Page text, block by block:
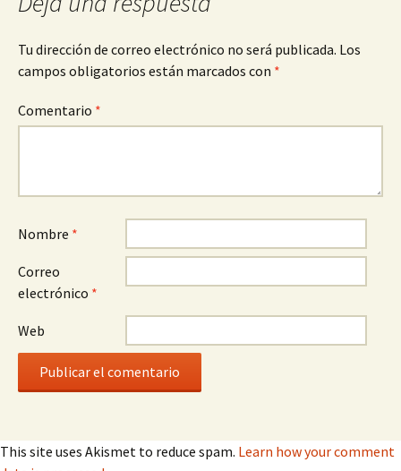
Tu dirección de correo electrónico no será publicada. Los
campos obligatorios están marcados con *
Comentario *
Nombre *
Correo
electrónico *
Web
This site uses Akismet to reduce spam. Learn how your comment